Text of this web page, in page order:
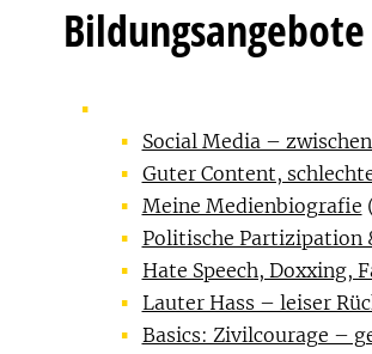
Bildungsangebote
Social Media –
Guter Content,
Meine Medienbiografie
Politische Partizipation
Hate Speech, Doxxing,
Lauter Hass – leiser
Basics: Zivilcourage –